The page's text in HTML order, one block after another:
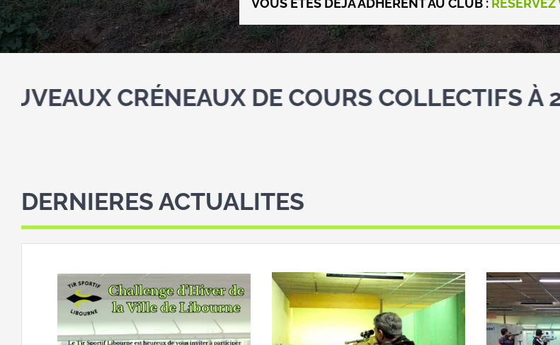
VOUS ÊTES DÉJÀ ADHÉRENT AU CLUB :
CRÉNEAUX DE COURS COLLECTIFS À 25
DERNIERES ACTUALITES